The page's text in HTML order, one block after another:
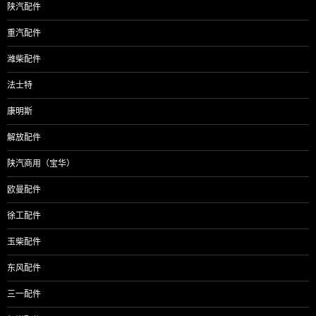
陕汽配件
重汽配件
潍柴配件
法士特
康明斯
解放配件
陕汽商用（宝华）
欧曼配件
徐工配件
玉柴配件
东风配件
三一配件